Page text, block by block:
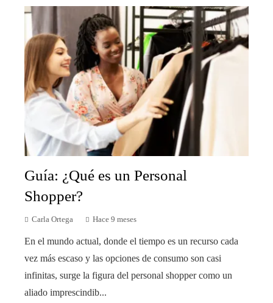
Guía: ¿Qué es un Personal
Shopper?
Carla Ortega Hace 9 meses
En el mundo actual, donde el tiempo es un recurso cada
vez más escaso y las opciones de consumo son casi
infinitas, surge la figura del personal shopper como un
aliado imprescindib...